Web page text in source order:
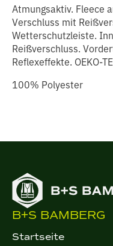
Atmungsaktiv. Fleece
Verschluss mit
Wetterschutzleiste.
Reißverschluss.
Reflexeffekte. OEKO-
100% Polyester
B+S BAMBERG
Startseite